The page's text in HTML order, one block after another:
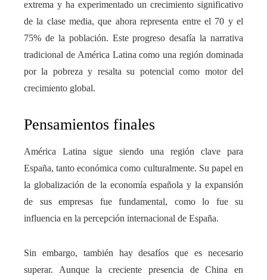
extrema y ha experimentado un crecimiento significativo
de la clase media, que ahora representa entre el 70 y el
75% de la población. Este progreso desafía la narrativa
tradicional de América Latina como una región dominada
por la pobreza y resalta su potencial como motor del
crecimiento global.
Pensamientos finales
América Latina sigue siendo una región clave para
España, tanto económica como culturalmente. Su papel en
la globalización de la economía española y la expansión
de sus empresas fue fundamental, como lo fue su
influencia en la percepción internacional de España.
Sin embargo, también hay desafíos que es necesario
superar. Aunque la creciente presencia de China en